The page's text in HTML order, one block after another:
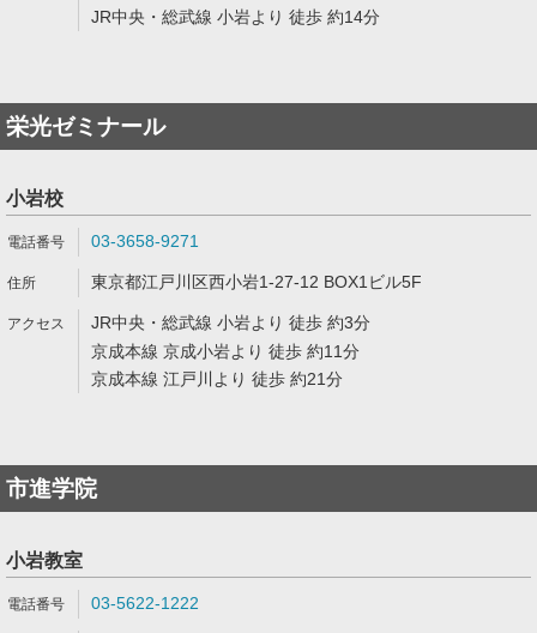
JR中央・総武線 小岩より 徒歩 約14分
栄光ゼミナール
小岩校
03-3658-9271
東京都江戸川区西小岩1-27-12 BOX1ビル5F
JR中央・総武線 小岩より 徒歩 約3分
京成本線 京成小岩より 徒歩 約11分
京成本線 江戸川より 徒歩 約21分
市進学院
小岩教室
03-5622-1222